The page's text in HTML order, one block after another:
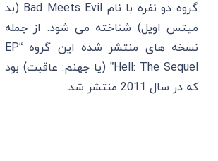
گروه دو نفره با نام Bad Meets Evil (بد
میتس اویل) شناخته می شود. از جمله
نسخه های منتشر شده این گروه “EP
Hell: The Sequel” (یا جهنم: عاقبت) بود
که در سال 2011 منتشر شد.